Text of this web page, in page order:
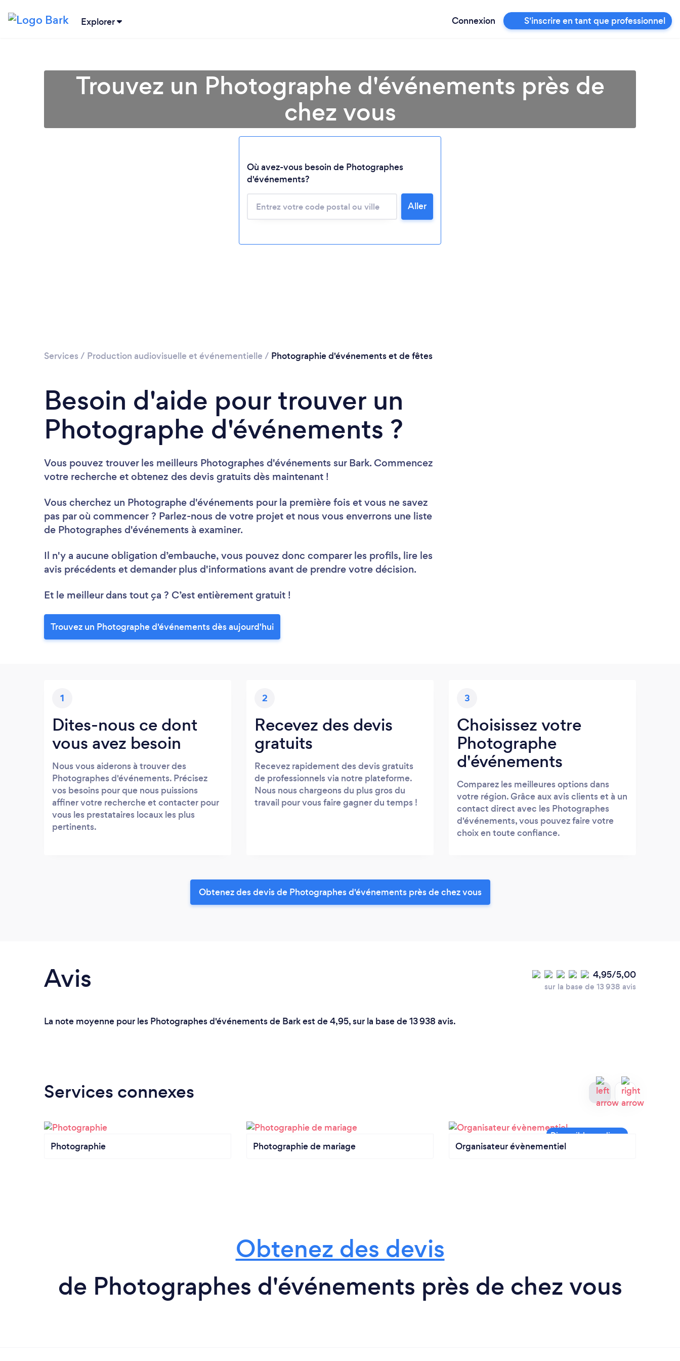
Explorer Connexion S'inscrire en tant que professionnel
Chargement...
Veuillez patienter...
Trouvez un Photographe d'événements près de
chez vous
Où avez-vous besoin de Photographes
d'événements?
Aller
Services / Production audiovisuelle et événementielle / Photographie d'événements et de fêtes
Besoin d'aide pour trouver un
Photographe d'événements ?
Vous pouvez trouver les meilleurs Photographes d'événements sur Bark. Commencez
votre recherche et obtenez des devis gratuits dès maintenant !
Vous cherchez un Photographe d'événements pour la première fois et vous ne savez
pas par où commencer ? Parlez-nous de votre projet et nous vous enverrons une liste
de Photographes d'événements à examiner.
Il n'y a aucune obligation d’embauche, vous pouvez donc comparer les profils, lire les
avis précédents et demander plus d'informations avant de prendre votre décision.
Et le meilleur dans tout ça ? C’est entièrement gratuit !
Trouvez un Photographe d'événements dès aujourd'hui
1
Dites-nous ce dont
vous avez besoin
Nous vous aiderons à trouver des
Photographes d'événements. Précisez
vos besoins pour que nous puissions
affiner votre recherche et contacter pour
vous les prestataires locaux les plus
pertinents.
2
Recevez des devis
gratuits
Recevez rapidement des devis gratuits
de professionnels via notre plateforme.
Nous nous chargeons du plus gros du
travail pour vous faire gagner du temps !
3
Choisissez votre
Photographe
d'événements
Comparez les meilleures options dans
votre région. Grâce aux avis clients et à un
contact direct avec les Photographes
d'événements, vous pouvez faire votre
choix en toute confiance.
Obtenez des devis de Photographes d'événements près de chez vous
Avis 4,95/5,00
sur la base de 13 938 avis
La note moyenne pour les Photographes d'événements de Bark est de 4,95, sur la base de 13 938 avis.
Services connexes
Photographie Photographie de mariage Organisateur évènementiel
Obtenez des devis
de Photographes d'événements près de chez vous